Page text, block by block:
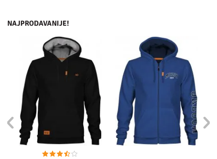
NAJPRODAVANIJE!